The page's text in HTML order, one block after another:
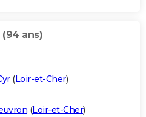
(94 ans)
(Loir-et-Cher)
(Loir-et-Cher)